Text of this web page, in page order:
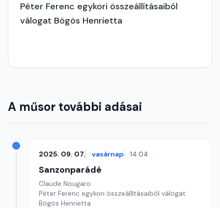
Péter Ferenc egykori összeállításaiból
válogat Bögös Henrietta
A műsor további adásai
2025. 09. 07. vasárnap 14:04
Sanzonparádé
Claude Nougaro
Péter Ferenc egykori összeállításaiból válogat
Bögös Henrietta